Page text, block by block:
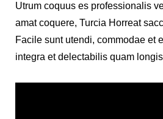
Utrum coquus es professionalis
amat coquere, Turcia Horreat
Facile sunt utendi, commodae et
integra et delectabilis quam